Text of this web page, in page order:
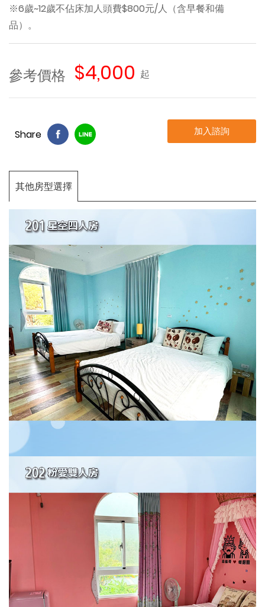
※6歲~12歲不佔床加人頭費$800元/人（含早餐和備
品）。
參考價格 $4,000 起
Share 加入諮詢
其他房型選擇